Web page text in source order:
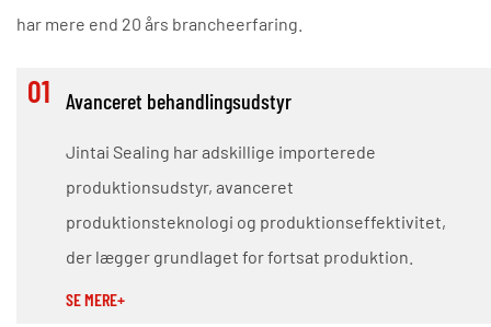
har mere end 20 års brancheerfaring.
01 Avanceret behandlingsudstyr
Jintai Sealing har adskillige importerede
produktionsudstyr, avanceret
produktionsteknologi og produktionseffektivitet,
der lægger grundlaget for fortsat produktion.
SE MERE+